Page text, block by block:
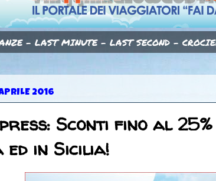
- LAST MINUTE - LAST SECOND -
2016
Sconti fino al
ed in Sicilia!